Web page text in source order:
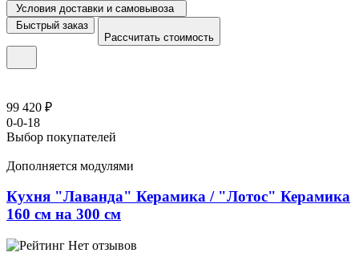
Условия доставки и самовывоза
Быстрый заказ
Рассчитать стоимость
99 420 ₽
0-0-18
Выбор покупателей
Дополняется модулями
Кухня "Лаванда" Керамика / "Лотос" Керамика
160 см на 300 см
Нет отзывов